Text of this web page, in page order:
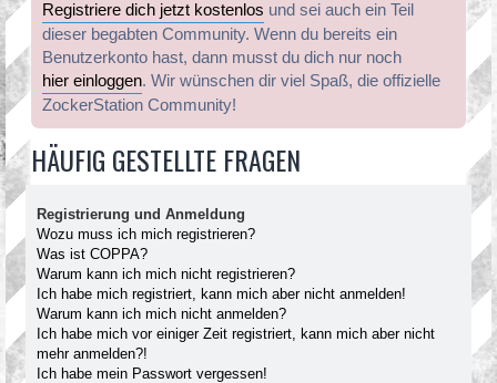
Registriere dich jetzt kostenlos und sei auch ein Teil
dieser begabten Community. Wenn du bereits ein
Benutzerkonto hast, dann musst du dich nur noch
hier einloggen. Wir wünschen dir viel Spaß, die offizielle
ZockerStation Community!
HÄUFIG GESTELLTE FRAGEN
Registrierung und Anmeldung
Wozu muss ich mich registrieren?
Was ist COPPA?
Warum kann ich mich nicht registrieren?
Ich habe mich registriert, kann mich aber nicht anmelden!
Warum kann ich mich nicht anmelden?
Ich habe mich vor einiger Zeit registriert, kann mich aber nicht
mehr anmelden?!
Ich habe mein Passwort vergessen!